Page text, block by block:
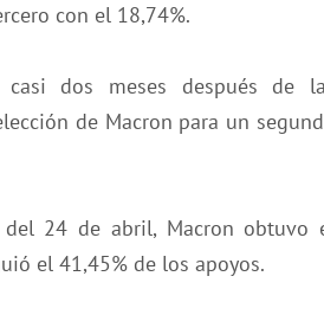
con el 18,74%.
casi dos meses después de
de Macron para un
del 24 de abril, Macron obtuvo
el 41,45% de los apoyos.